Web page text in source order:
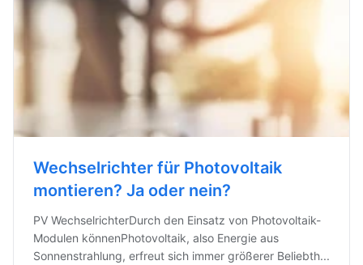
Wechselrichter für Photovoltaik
montieren? Ja oder nein?
PV WechselrichterDurch den Einsatz von Photovoltaik-
Modulen könnenPhotovoltaik, also Energie aus
Sonnenstrahlung, erfreut sich immer größerer Beliebth...